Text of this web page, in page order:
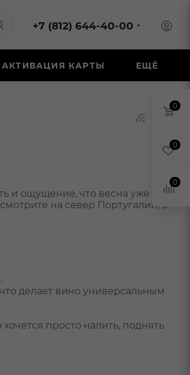
+7 (812) 644-40-00
АКТИВАЦИЯ КАРТЫ ЕЩЁ
и ощущение, что весна уже
на север Португалии, в
делает вино универсальным
просто налить, поднять
0
0
0